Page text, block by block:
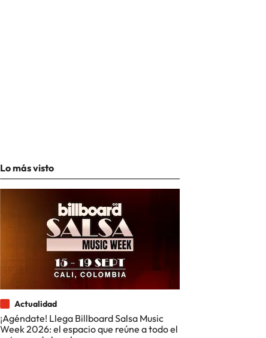
Lo más visto
Actualidad
¡Agéndate! Llega Billboard Salsa Music
Week 2026: el espacio que reúne a todo el